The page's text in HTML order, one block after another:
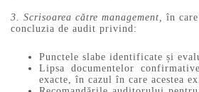
3. Scrisoarea către management, în
concluzia de audit privind:
Punctele slabe identificate și
Lipsa documentelor
exacte, în cazul în care acestea